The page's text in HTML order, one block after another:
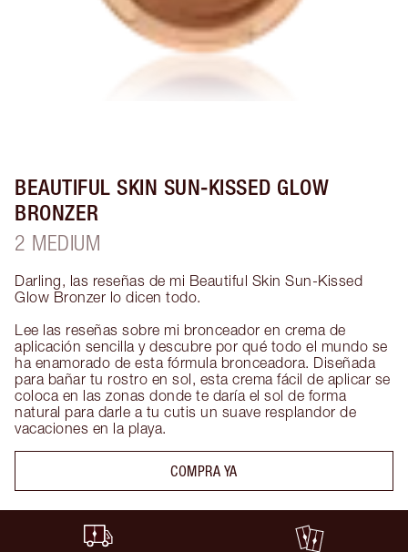
BEAUTIFUL SKIN SUN-KISSED GLOW
BRONZER
2 MEDIUM
Darling, las reseñas de mi Beautiful Skin Sun-Kissed
Glow Bronzer lo dicen todo.
Lee las reseñas sobre mi bronceador en crema de
aplicación sencilla y descubre por qué todo el mundo se
ha enamorado de esta fórmula bronceadora. Diseñada
para bañar tu rostro en sol, esta crema fácil de aplicar se
coloca en las zonas donde te daría el sol de forma
natural para darle a tu cutis un suave resplandor de
vacaciones en la playa.
COMPRA YA